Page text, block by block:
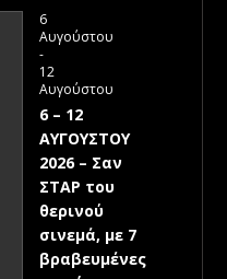
6
Αυγούστου
-
12
Αυγούστου
6 – 12
ΑΥΓΟΥΣΤΟΥ
2026 – Σαν
ΣΤΑΡ του
θερινού
σινεμά, με 7
βραβευμένες